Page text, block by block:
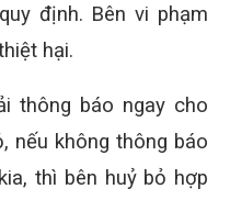
định. Bên vi phạm
hại.
thông báo ngay cho
nếu không thông báo
thì bên huỷ bỏ hợp